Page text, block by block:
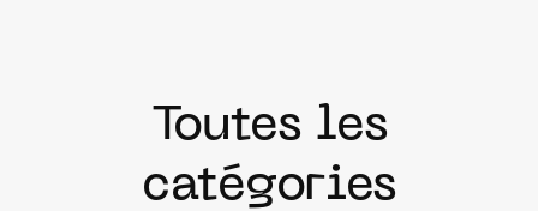
Toutes les
catégories